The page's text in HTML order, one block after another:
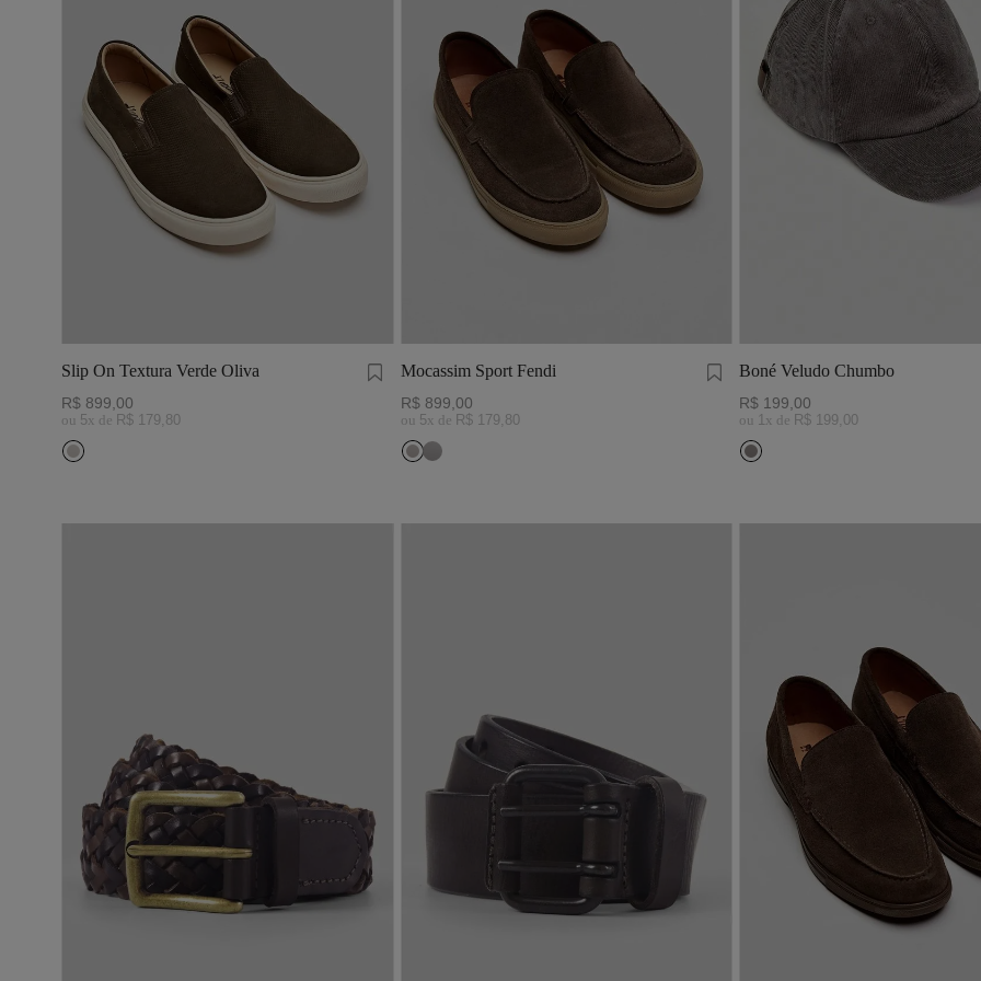
Slip On Textura Verde Oliva
R$ 899 00
ou 5x de R$ 179 80
Mocassim Sport Fendi
R$ 899 00
ou 5x de R$ 179 80
Boné Veludo Chumbo
R$ 199 00
ou 1 x de R$ 199 00